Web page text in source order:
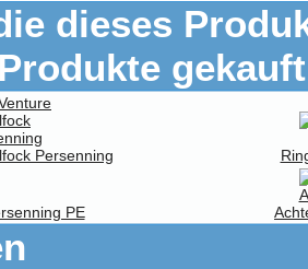
dieses
Persenning
PE